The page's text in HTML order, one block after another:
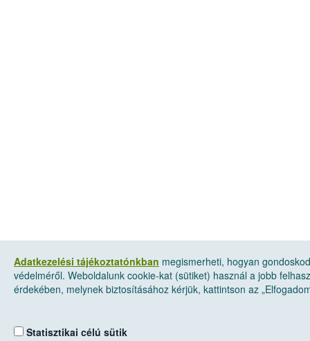
Adatkezelési tájékoztatónkban megismerheti, hogyan
védelméről. Weboldalunk cookie-kat (sütiket) használ a jobb
érdekében, melynek biztosításához kérjük, kattintson az
Statisztikai célú sütik